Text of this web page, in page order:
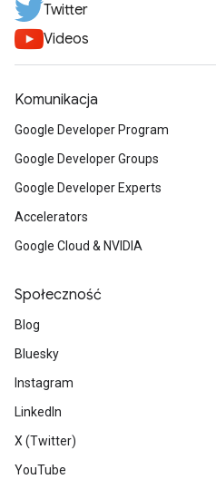
Twitter
Videos
Komunikacja
Google Developer Program
Google Developer Groups
Google Developer Experts
Accelerators
Google Cloud & NVIDIA
Społeczność
Blog
Bluesky
Instagram
LinkedIn
X (Twitter)
YouTube